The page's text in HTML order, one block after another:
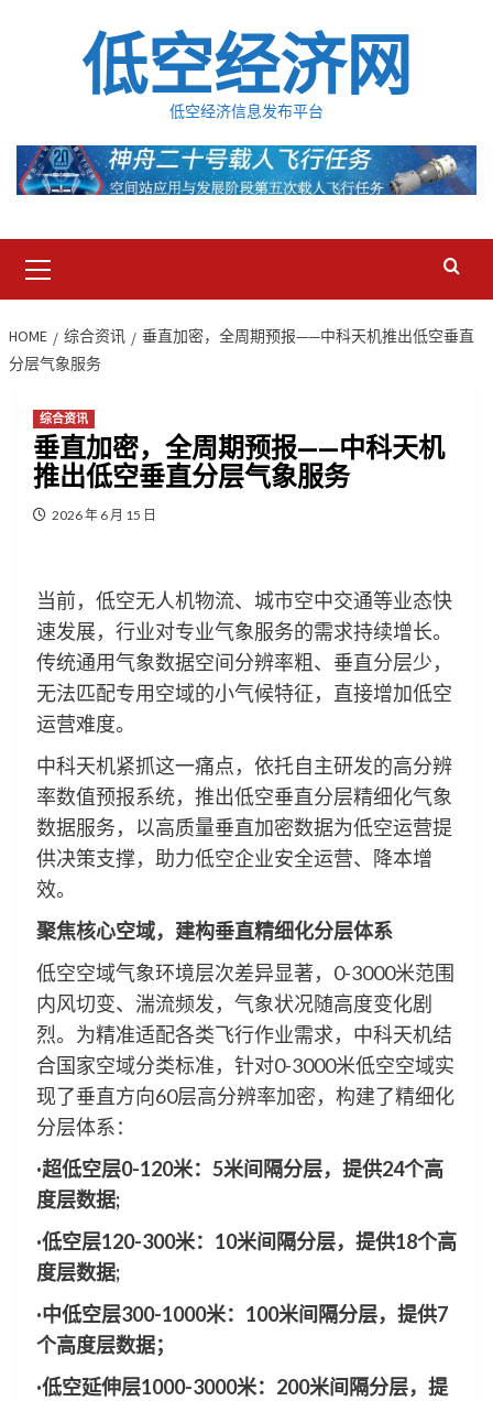
低空经济网
低空经济信息发布平台
Menu
HOME 综合资讯
垂直加密，全周期预报——中科天机推出低空垂直
分层气象服务
综合资讯
垂直加密，全周期预报——中科天机
推出低空垂直分层气象服务
2026 年 6 月 15 日
当前，低空无人机物流、城市空中交通等业态快
速发展，行业对专业气象服务的需求持续增长。
传统通用气象数据空间分辨率粗、垂直分层少，
无法匹配专用空域的小气候特征，直接增加低空
运营难度。
中科天机紧抓这一痛点，依托自主研发的高分辨
率数值预报系统，推出低空垂直分层精细化气象
数据服务，以高质量垂直加密数据为低空运营提
供决策支撑，助力低空企业安全运营、降本增
效。
聚焦核心空域，建构垂直精细化分层体系
低空空域气象环境层次差异显著，0-3000米范围
内风切变、湍流频发，气象状况随高度变化剧
烈。为精准适配各类飞行作业需求，中科天机结
合国家空域分类标准，针对0-3000米低空空域实
现了垂直方向60层高分辨率加密，构建了精细化
分层体系：
·超低空层0-120米：5米间隔分层，提供24个高
度层数据;
·低空层120-300米：10米间隔分层，提供18个高
度层数据;
·中低空层300-1000米：100米间隔分层，提供7
个高度层数据；
·低空延伸层1000-3000米：200米间隔分层，提